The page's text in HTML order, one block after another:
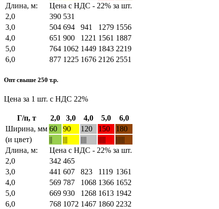
Длина, м:
Цена с НДС - 22% за шт.
2,0
390 531
3,0
504 694 941 1279 1556
4,0
651 900 1221 1561 1887
5,0
764 1062 1449 1843 2219
6,0
877 1225 1676 2126 2551
Опт свыше 250 т.р.
Цена за 1 шт. с НДС 22%
Г/п, т 2,0 3,0 4,0 5,0
6,0
Ширина, мм 60 90 120 150
180
(и цвет)
Длина, м:
Цена с НДС - 22% за шт.
2,0
342 465
3,0
441 607 823 1119 1361
4,0
569 787 1068 1366 1652
5,0
669 930 1268 1613 1942
6,0
768 1072 1467 1860 2232